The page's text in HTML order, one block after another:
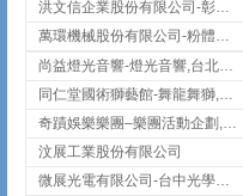
洪文信企業股份有限公司-彰化鋅合金鑄造,彰化五金加工,彰化五金配件
萬環機械股份有限公司-粉體塗裝設備,輸送機,輸送機設備,台南輸送機
尚益燈光音響-燈光音響,台北燈光音響,台北燈光音響出租
同仁堂國術獅藝館-舞龍舞獅,台中舞龍舞獅
奇蹟娛樂樂團–樂團活動企劃,台中樂團表演,台中婚禮樂團
汶展工業股份有限公司
微展光電有限公司-台中光學鍍膜,optical filter taiwan,台灣光學鍍膜